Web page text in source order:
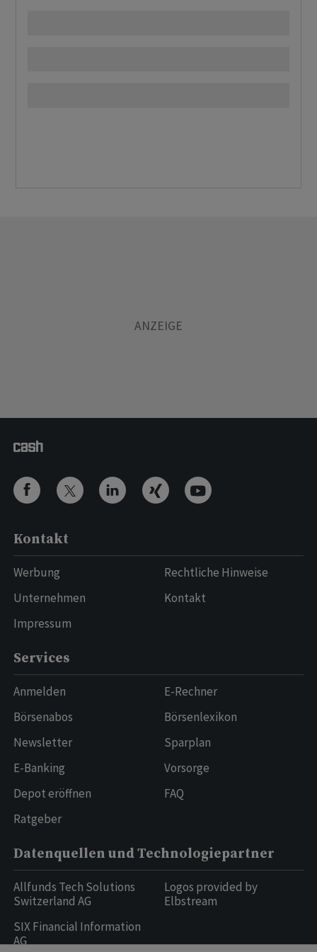
Kontakt
Werbung
Unternehmen
Impressum
Rechtliche Hinweise
Kontakt
Services
Anmelden
Börsenabos
Newsletter
E-Banking
Depot eröffnen
Ratgeber
E-Rechner
Börsenlexikon
Sparplan
Vorsorge
FAQ
Datenquellen und Technologiepartner
Allfunds Tech Solutions
Switzerland AG
SIX Financial Information
AG
Logos provided by
Elbstream